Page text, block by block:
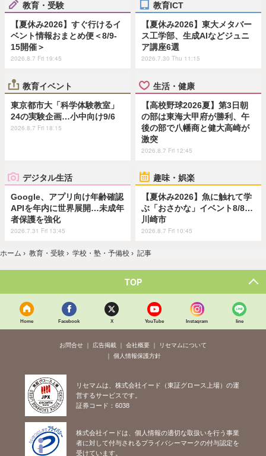
教育・受験
【夏休み2026】すぐ行けるイ
ベント情報おまとめ便＜8/9-
15開催＞
2026.8.7 Fri 19:45
教育ICT
【夏休み2026】東大メタバー
ス工学部、生成AIなどジュニ
ア講座6選
2026.7.30 Thu 11:15
教育イベント
東京都市大「科学体験教室」
24の実験企画…小中向け9/6
2026.8.7 Fri 18:15
生活・健康
【高校野球2026夏】第3日朝
の部は東海大甲府が勝利、午
後の部で八幡商と健大高崎が
激突
2026.8.7 Fri 12:45
デジタル生活
Google、アプリ向け年齢確認
APIを年内に世界展開…未成年
者保護を強化
2026.7.31 Fri 13:45
趣味・娯楽
【夏休み2026】魚に触れて学
ぶ「おさかな」イベント8/8…
川崎市
2026.8.7 Fri 10:45
ホーム › 教育・受験 › 学校・塾・予備校 › 記事
TOP
Home Facebook X YouTube Instagram line
お問合せ 広告掲載 会社概要
リセマムについて
個人情報保護方針
リセマムは、株式会社イード（東証グロース上場）の運
営するサービスです。
証券コード：6038
株式会社イードは、個人情報の適切な取扱いを行う事業
者に対して付与されるプライバシーマークの付与認定を
受けています。